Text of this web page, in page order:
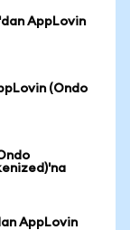
AppLovin
(Ondo
AppLovin